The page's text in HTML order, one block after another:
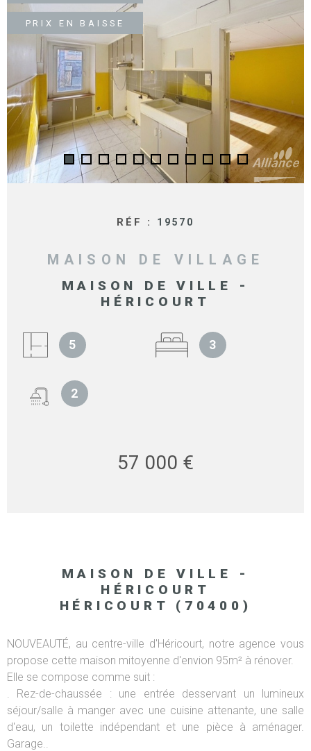
VENDUS
NOS
PRIX EN BAISSE
RÉF : 19570
MAISON DE VILLAGE
MAISON DE VILLE -
HÉRICOURT
5 3
2
57 000 €
MAISON DE VILLE -
HÉRICOURT
HÉRICOURT (70400)
NOUVEAUTÉ, au centre-ville d'Héricourt, notre agence vous
propose cette maison mitoyenne d'envion 95m² à rénover.
Elle se compose comme suit :
. Rez-de-chaussée : une entrée desservant un lumineux
séjour/salle à manger avec une cuisine attenante, une salle
d'eau, un toilette indépendant et une pièce à aménager.
Garage..
Pièces
PIÈCES
RÉFÉRENCE
PLUS DE CRITÈRES
RECHERCHER